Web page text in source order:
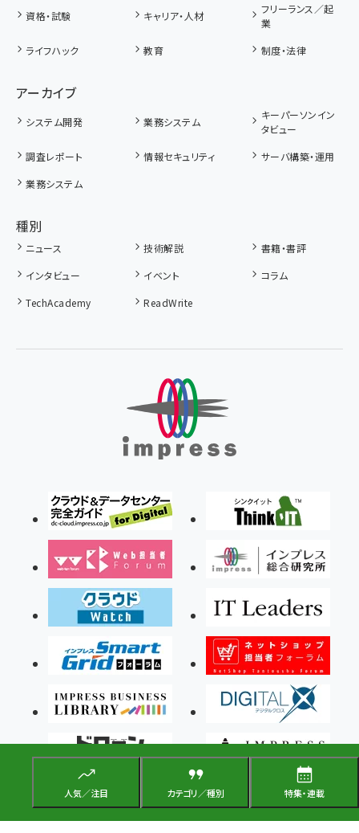
人気／注目 カテゴリ／種別 特集・連載
資格・試験 キャリア・人材
フリーランス／起
業
ライフハック
教育 制度・法律
アーカイブ
システム開発 業務システム
キーパーソンイン
タビュー
調査レポート
情報セキュリティ
サーバ構築・運用
業務システム
種別
ニュース 技術解説
書籍・書評
インタビュー
イベント
コラム
TechAcademy
ReadWrite